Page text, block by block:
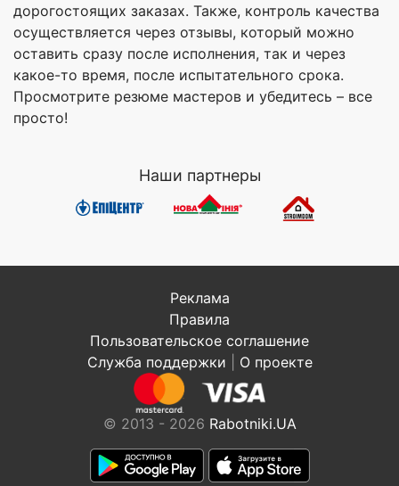
дорогостоящих заказах. Также, контроль качества
осуществляется через отзывы, который можно
оставить сразу после исполнения, так и через
какое-то время, после испытательного срока.
Просмотрите резюме мастеров и убедитесь – все
просто!
Наши партнеры
Реклама
Правила
Пользовательское соглашение
Служба поддержки
О проекте
© 2013 - 2026 Rabotniki.UA